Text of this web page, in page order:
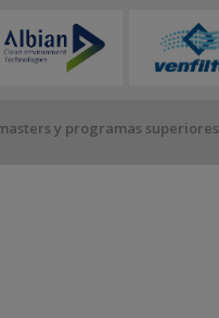
y programas superiores